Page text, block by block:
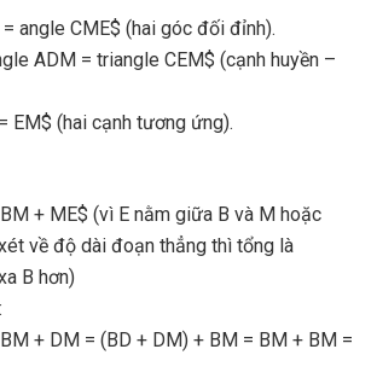
angle CME$ (hai góc đối đỉnh).
ADM = triangle CEM$ (cạnh huyền –
EM$ (hai cạnh tương ứng).
+ ME$ (vì E nằm giữa B và M hoặc
về độ dài đoạn thẳng thì tổng là
B hơn)
+ DM = (BD + DM) + BM = BM + BM =